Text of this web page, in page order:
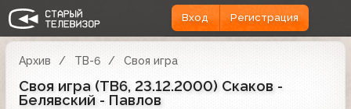
Вход Регистрация
Архив ТВ-6 Своя игра
Своя игра (ТВ6, 23.12.2000) Скаков -
Белявский - Павлов